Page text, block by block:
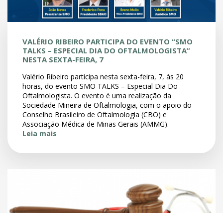
VALÉRIO RIBEIRO PARTICIPA DO EVENTO “SMO
TALKS – ESPECIAL DIA DO OFTALMOLOGISTA”
NESTA SEXTA-FEIRA, 7
Valério Ribeiro participa nesta sexta-feira, 7, às 20
horas, do evento SMO TALKS – Especial Dia Do
Oftalmologista. O evento é uma realização da
Sociedade Mineira de Oftalmologia, com o apoio do
Conselho Brasileiro de Oftalmologia (CBO) e
Associação Médica de Minas Gerais (AMMG).
Leia mais